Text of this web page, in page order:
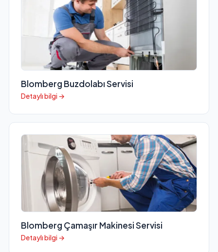
Blomberg Buzdolabı Servisi
Detaylı bilgi →
Blomberg Çamaşır Makinesi Servisi
Detaylı bilgi →